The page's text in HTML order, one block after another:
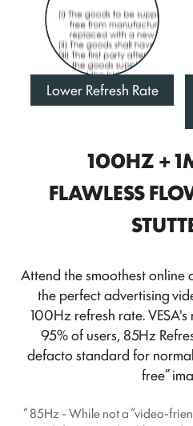
Lower Refresh Rate
100HZ +
FLAWLESS
Attend the smoothest online
the perfect advertising
100Hz refresh rate.
95% of users, 85Hz
defacto standard for
free”
“ 85Hz - While not a “video-